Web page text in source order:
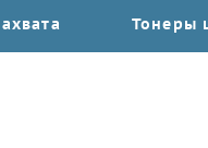
Тонеры